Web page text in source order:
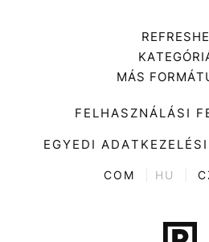
Zene
Divat
Kultúra
ENTR
Tech-
MÁS
FELHASZNÁLÁSI
EGYEDI
COM HU